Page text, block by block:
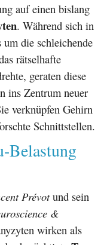
auf einen bislang
. Während sich in
um die schleichende
rätselhafte
geraten diese
ins Zentrum neuer
verknüpfen Gehirn
Schnittstellen.
Belastung
Prévotund sein
&
wirken als